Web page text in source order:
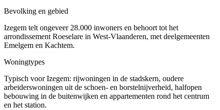
Bevolking en gebied
Izegem telt ongeveer 28.000 inwoners en behoort tot het
arrondissement Roeselare in West-Vlaanderen, met deelgemeenten
Emelgem en Kachtem.
Woningtypes
Typisch voor Izegem: rijwoningen in de stadskern, oudere
arbeiderswoningen uit de schoen- en borstelnijverheid, halfopen
bebouwing in de buitenwijken en appartementen rond het centrum
en het station.